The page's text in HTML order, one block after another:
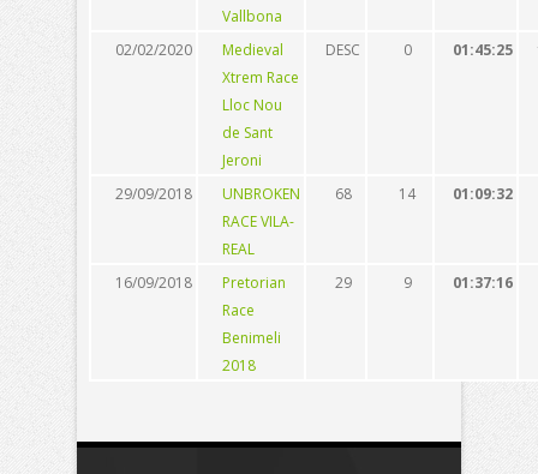
Vallbona
02/02/2020
Medieval
Xtrem Race
Lloc Nou
de Sant
Jeroni
DESC 0 01:45:25
29/09/2018
UNBROKEN
RACE VILA-
REAL
68 14 01:09:32
16/09/2018
Pretorian
Race
Benimeli
2018
29 9 01:37:16